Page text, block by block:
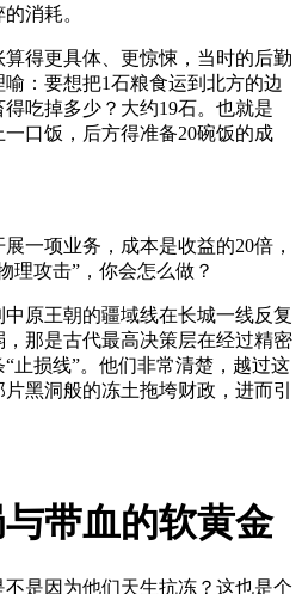
消耗。
得更具体、更惊悚，当时的后勤
：要想把1石粮食运到北方的边
吃掉多少？大约19石。也就是
口饭，后方得准备20碗饭的成
一项业务，成本是收益的20倍，
理攻击”，你会怎么做？
原王朝的疆域线在长城一线反复
那是古代最高决策层在经过精密
止损线”。他们非常清楚，越过这
黑洞般的冻土拖垮财政，进而引
带血的软黄金
是因为他们天生抗冻？这也是个